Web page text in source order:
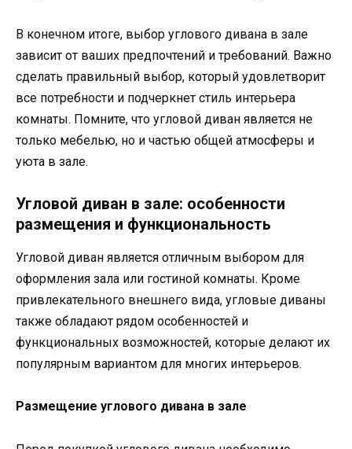
В конечном итоге, выбор углового дивана в зале
зависит от ваших предпочтений и требований. Важно
сделать правильный выбор, который удовлетворит
все потребности и подчеркнет стиль интерьера
комнаты. Помните, что угловой диван является не
только мебелью, но и частью общей атмосферы и
уюта в зале.
Угловой диван в зале: особенности
размещения и функциональность
Угловой диван является отличным выбором для
оформления зала или гостиной комнаты. Кроме
привлекательного внешнего вида, угловые диваны
также обладают рядом особенностей и
функциональных возможностей, которые делают их
популярным вариантом для многих интерьеров.
Размещение углового дивана в зале